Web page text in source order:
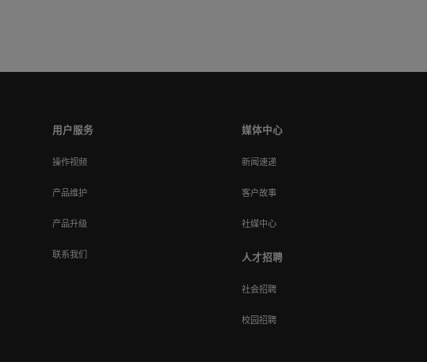
用户服务
操作视频
产品维护
产品升级
联系我们
媒体中心
新闻速递
客户故事
社媒中心
人才招聘
社会招聘
校园招聘